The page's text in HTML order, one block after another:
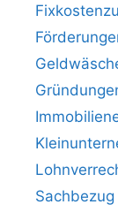
Sachbezug